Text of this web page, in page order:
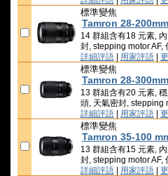
標準變焦
Tamron 28-
14 群組含有18 元素,
封, stepping motor AF,
詳細評語 用家評語
標準變焦
Tamron 28-
13 群組含有20 元素,
頭, 天氣密封, stepping
詳細評語 用家評語
標準變焦
Tamron 35-100
13 群組含有15 元素,
封, stepping motor AF,
詳細評語 用家評語